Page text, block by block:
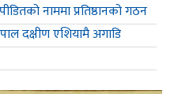
नाममा प्रतिष्ठानको गठन
दक्षीण एशियामै अगाडि